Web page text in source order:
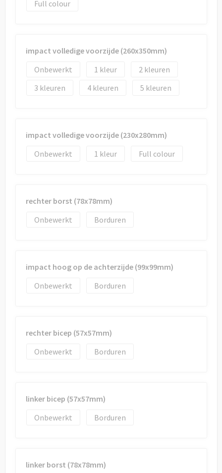
Full colour
impact volledige voorzijde (260x350mm)
Onbewerkt
1
2
3
4 5
impact volledige voorzijde (230x280mm)
Onbewerkt
1 Full colour
rechter borst (78x78mm)
Onbewerkt
Borduren
impact hoog op de achterzijde (99x99mm)
Onbewerkt
Borduren
rechter bicep (57x57mm)
Onbewerkt
Borduren
linker bicep (57x57mm)
Onbewerkt
Borduren
linker borst (78x78mm)